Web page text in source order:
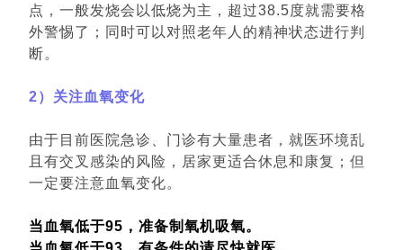
点，一般发烧会以低烧为主，超过38.5度就需要格
外警惕了；同时可以对照老年人的精神状态进行判
断。
2）关注血氧变化
由于目前医院急诊、门诊有大量患者，就医环境乱
且有交叉感染的风险，居家更适合休息和康复；但
一定要注意血氧变化。
当血氧低于95，准备制氧机吸氧。